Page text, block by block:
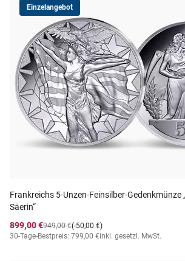
Einzelangebot
Frankreichs 5-Unzen-Feinsilber-Gedenkmünze
Säerin“
899,00 €
(-50,00 €)
949,00 €
30-Tage-Bestpreis: 799,00 €inkl. gesetzl. MwSt.